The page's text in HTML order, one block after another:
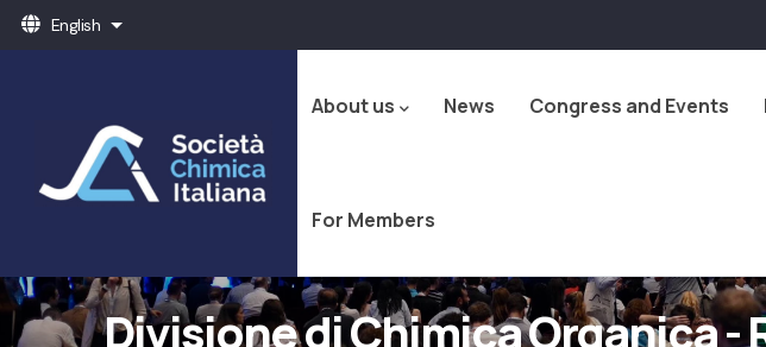
Skip English List additional actions
principale
About us News Congress and Events
For Members
Divisione di Chimica Organica